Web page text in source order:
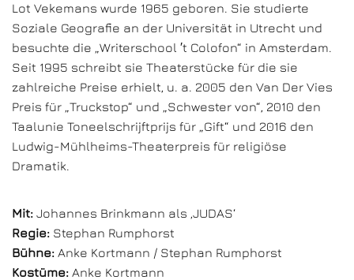
Lot Vekemans wurde 1965 geboren. Sie studierte
Soziale Geografie an der Universität in Utrecht und
besuchte die „Writerschool ′t Colofon“ in Amsterdam.
Seit 1995 schreibt sie Theaterstücke für die sie
zahlreiche Preise erhielt, u. a. 2005 den Van Der Vies
Preis für „Truckstop“ und „Schwester von“, 2010 den
Taalunie Toneelschrijftprijs für „Gift“ und 2016 den
Ludwig-Mühlheims-Theaterpreis für religiöse
Dramatik.
Mit: Johannes Brinkmann als ‚JUDAS‘
Regie: Stephan Rumphorst
Bühne: Anke Kortmann / Stephan Rumphorst
Kostüme: Anke Kortmann